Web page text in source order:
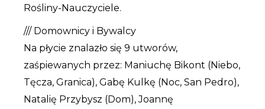
Rośliny-Nauczyciele.
/// Domownicy i Bywalcy
Na płycie znalazło się 9 utworów,
zaśpiewanych przez: Maniuchę Bikont (Niebo,
Tęcza, Granica), Gabę Kulkę (Noc, San Pedro),
Natalię Przybysz (Dom), Joannę